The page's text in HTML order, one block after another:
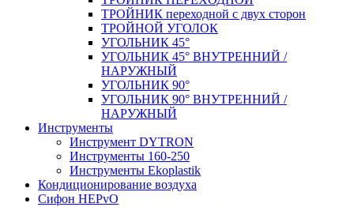
ТРОЙНИК переходной с двух сторон
ТРОЙНОЙ УГОЛОК
УГОЛЬНИК 45°
УГОЛЬНИК 45° ВНУТРЕННИЙ /
НАРУЖНЫЙ
УГОЛЬНИК 90°
УГОЛЬНИК 90° ВНУТРЕННИЙ /
НАРУЖНЫЙ
Инструменты
Инструмент DYTRON
Инструменты 160-250
Инструменты Ekoplastik
Кондиционирование воздуха
Сифон HEPvO